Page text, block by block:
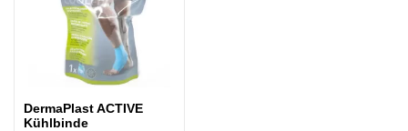
DermaPlast ACTIVE
Kühlbinde